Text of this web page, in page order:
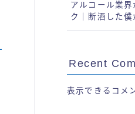
アルコール業
ク｜断酒した
Recent
表示できるコメ